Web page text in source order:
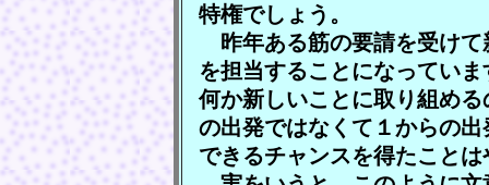
特権でしょう。
昨年ある筋の要請を受けて
を担当することになってい
何か新しいことに取り組め
の出発ではなくて１からの
できるチャンスを得たこと